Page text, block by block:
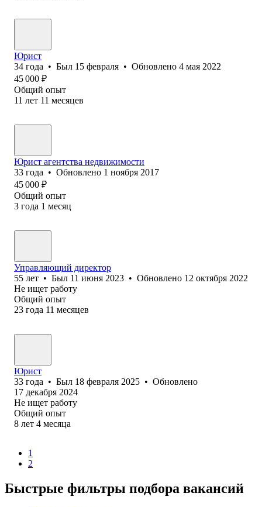
Юрист
34 года • Был 15 февраля • Обновлено 4 мая 2022
45 000 ₽
Общий опыт
11 лет 11 месяцев
Юрист агентств‎а недвижимости
33 года • Обновлено 1 ноября 2017
45 000 ₽
Общий опыт
3 года 1 месяц
Управляющий директор
55 лет • Был 11 июня 2023 • Обновлено 12 октября 2022
Не ищет работу
Общий опыт
23 года 11 месяцев
Юрист
33 года • Был 18 февраля 2025 • Обновлено
17 декабря 2024
Не ищет работу
Общий опыт
8 лет 4 месяца
1
2
Быстрые фильтры подбора вакансий